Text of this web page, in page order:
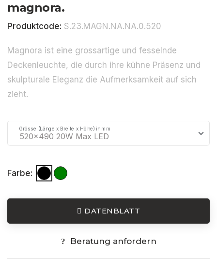
magnora.
Produktcode: S.23.MAGN.NA.NA.0.520
Magnora ist eine grossartige und fesselnde
Deckenleuchte, die durch ihre kühne Präsenz und
skulpturale Eleganz die Aufmerksamkeit auf sich
zieht.
Grösse (Länge x Breite x Höhe) in mm
Farbe:
DATENBLATT
Beratung anfordern